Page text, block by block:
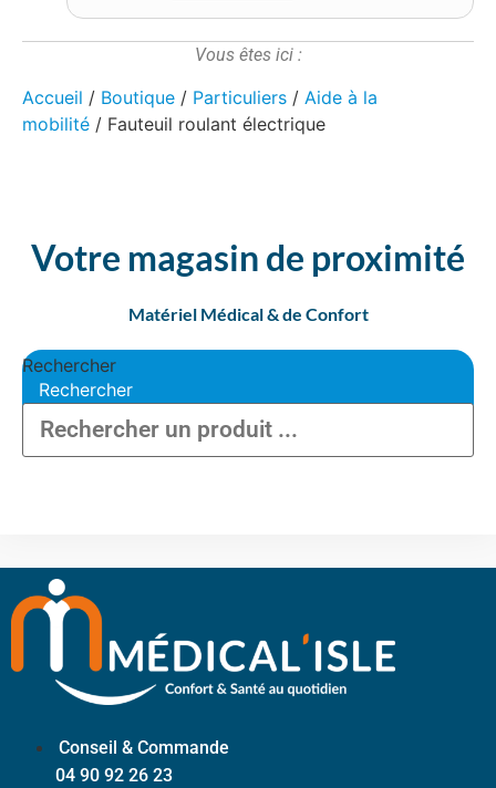
Vous êtes ici :
Accueil / Boutique / Particuliers / Aide à la
mobilité / Fauteuil roulant électrique
Votre magasin de proximité
Matériel Médical & de Confort
Rechercher
Rechercher
Conseil & Commande
04 90 92 26 23